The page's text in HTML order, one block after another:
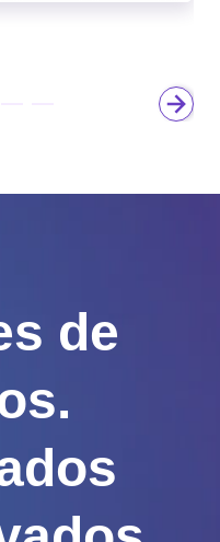
de